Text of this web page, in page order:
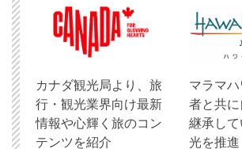
​カナダ観光局より、旅
行・観光業界向け最新
情報や心輝く旅のコン
テンツを紹介
マラマ
者と共
継承し
光を推進